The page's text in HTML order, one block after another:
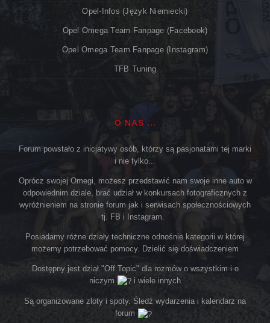
Opel-Infos (język Niemiecki)
Opel Omega Team Fanpage (Facebook)
Opel Omega Team Fanpage (Instagram)
TFB Tuning
O NAS ...
Forum powstało z inicjatywy osób, którzy są pasjonatami tej marki
i nie tylko...
Oprócz swojej Omegi, możesz przedstawić nam swoje inne auto w
odpowiednim dziale, brać udział w konkursach fotograficznych z
wyróżnieniem na stronie forum jak i serwisach społecznościowych
tj. FB i Instagram.
Posiadamy różne działy techniczne odnośnie kategorii w której
możemy potrzebować pomocy. Dzielić się doświadczeniem
Dostępny jest dział "Off Topic" dla rozmów o wszystkim i o
niczym
i wiele innych
Są organizowane zloty i spoty. Śledź wydarzenia i kalendarz na
forum